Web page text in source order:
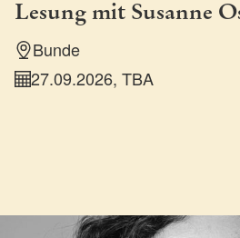
Lesung mit Susanne
Bunde
27.09.2026, TBA